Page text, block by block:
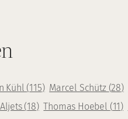
Kühl (115) Marcel Schütz (28)
(18) Thomas Hoebel (11)